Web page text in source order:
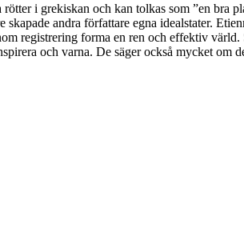
i grekiskan och kan tolkas som ”en
skapade andra författare egna idealstater.
registrering forma en ren och effektiv
och varna. De säger också mycket